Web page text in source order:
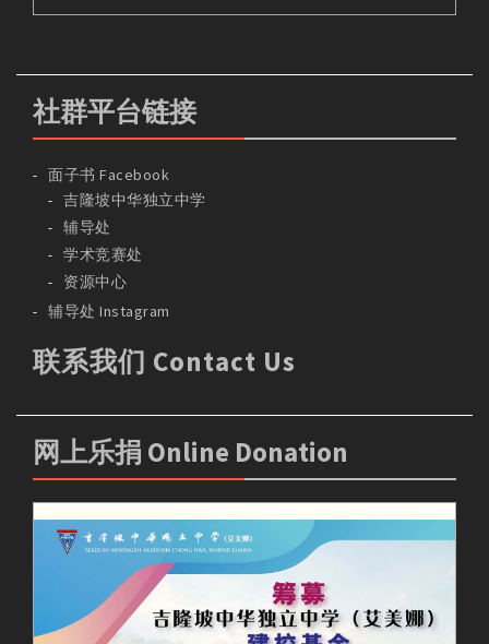
社群平台链接
面子书 Facebook
吉隆坡中华独立中学
辅导处
学术竞赛处
资源中心
辅导处 Instagram
联系我们 Contact Us
网上乐捐 Online Donation